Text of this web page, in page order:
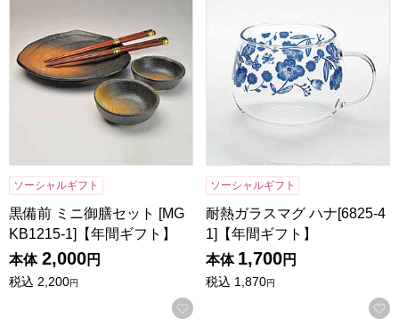
ソーシャルギフト
黒備前 ミニ御膳セット [MG
KB1215-1]【年間ギフト】
本体 2,000円
税込 2,200円
お気に入りに登録する
ソーシャルギフト
耐熱ガラスマグ ハナ[6825-4
1]【年間ギフト】
本体 1,700円
税込 1,870円